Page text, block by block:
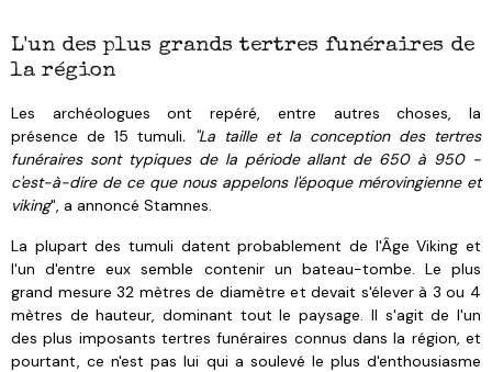
L'un des plus grands tertres funéraires de
la région
Les archéologues ont repéré, entre autres choses, la
présence de 15 tumuli. "La taille et la conception des tertres
funéraires sont typiques de la période allant de 650 à 950 -
c'est-à-dire de ce que nous appelons l'époque mérovingienne et
viking", a annoncé Stamnes.
La plupart des tumuli datent probablement de l'Âge Viking et
l'un d'entre eux semble contenir un bateau-tombe. Le plus
grand mesure 32 mètres de diamètre et devait s'élever à 3 ou 4
mètres de hauteur, dominant tout le paysage. Il s'agit de l'un
des plus imposants tertres funéraires connus dans la région, et
pourtant, ce n'est pas lui qui a soulevé le plus d'enthousiasme